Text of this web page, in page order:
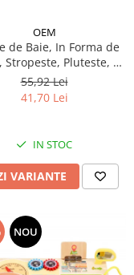
OEM
de Baie, In Forma de
Stropeste, Pluteste, cu
Colorate, Distractiva si
Sigura pentru
Stimuleaza Imaginatia,
55,92 Lei
41,70 Lei
IN STOC
VARIANTE
NOU